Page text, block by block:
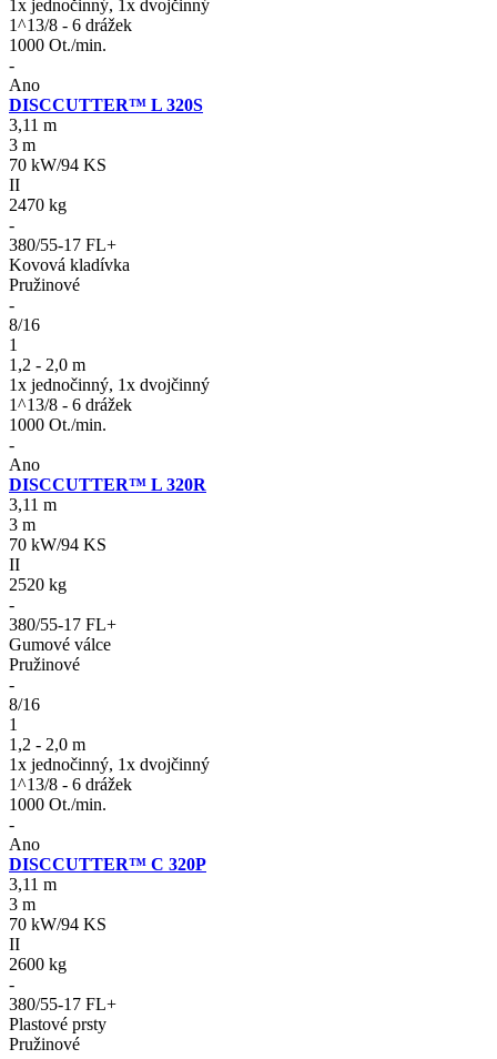
1x jednočinný, 1x dvojčinný
1^13/8 - 6 drážek
1000 Ot./min.
-
Ano
DISCCUTTER™ L 320S
3,11 m
3 m
70 kW/94 KS
II
2470 kg
-
380/55-17 FL+
Kovová kladívka
Pružinové
-
8/16
1
1,2 - 2,0 m
1x jednočinný, 1x dvojčinný
1^13/8 - 6 drážek
1000 Ot./min.
-
Ano
DISCCUTTER™ L 320R
3,11 m
3 m
70 kW/94 KS
II
2520 kg
-
380/55-17 FL+
Gumové válce
Pružinové
-
8/16
1
1,2 - 2,0 m
1x jednočinný, 1x dvojčinný
1^13/8 - 6 drážek
1000 Ot./min.
-
Ano
DISCCUTTER™ C 320P
3,11 m
3 m
70 kW/94 KS
II
2600 kg
-
380/55-17 FL+
Plastové prsty
Pružinové